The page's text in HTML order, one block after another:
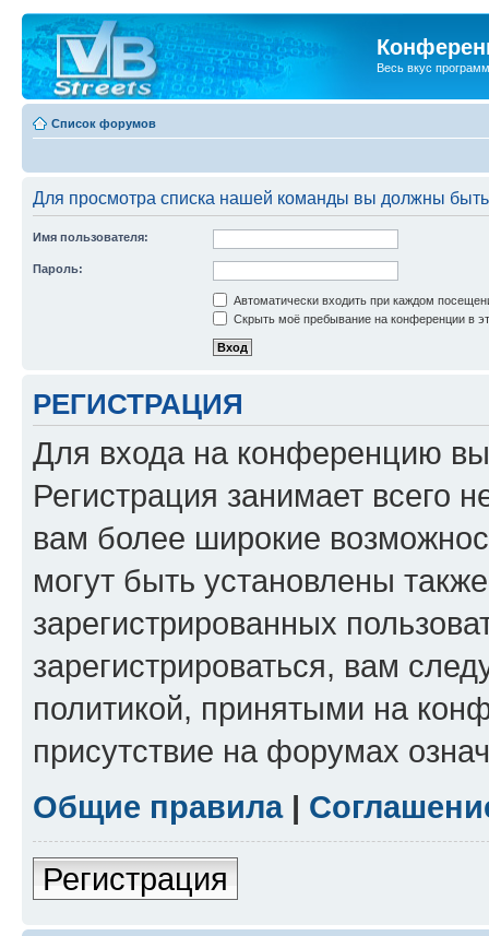
Весь вкус
Список форумов
Для просмотра списка нашей команды вы должны
Имя пользователя:
Пароль:
Автоматически входить при каждом
Скрыть моё пребывание на конференции в
РЕГИСТРАЦИЯ
Для входа на конференцию
Регистрация занимает всего
вам более широкие
могут быть установлены
зарегистрированных
зарегистрироваться, вам
политикой, принятыми на
присутствие на форумах
Общие правила|
Регистрация